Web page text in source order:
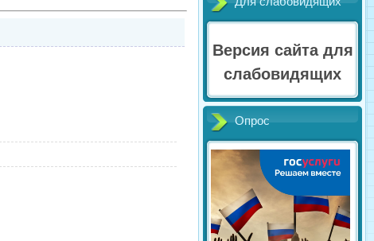
Версия сайта для
слабовидящих
Опрос